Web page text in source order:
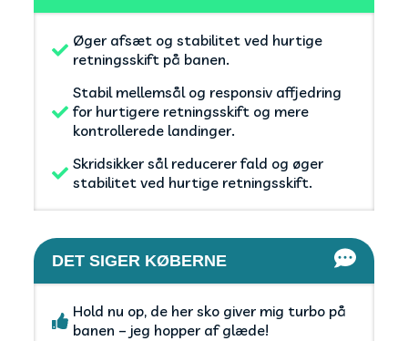
Øger afsæt og stabilitet ved hurtige
retningsskift på banen.
Stabil mellemsål og responsiv affjedring
for hurtigere retningsskift og mere
kontrollerede landinger.
Skridsikker sål reducerer fald og øger
stabilitet ved hurtige retningsskift.
DET SIGER KØBERNE
Hold nu op, de her sko giver mig turbo på
banen – jeg hopper af glæde!